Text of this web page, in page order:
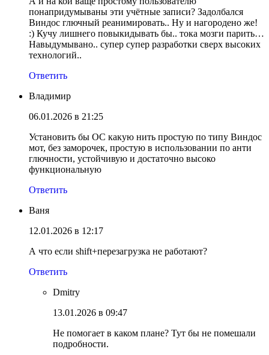
понапридумываны эти учётные записи? Задолбался
Виндос глючный реанимировать.. Ну и нагородено же!
:) Кучу лишнего повыкидывать бы.. тока мозги парить…
Навыдумывано.. супер супер разработки сверх высоких
технологий..
Ответить
Владимир
06.01.2026 в 21:25
Установить бы ОС какую нить простую по типу Виндос
мот, без заморочек, простую в использовании по анти
глючности, устойчивую и достаточно высоко
функциональную
Ответить
Ваня
12.01.2026 в 12:17
А что если shift+перезагрузка не работают?
Ответить
Dmitry
13.01.2026 в 09:47
Не помогает в каком плане? Тут бы не помешали
подробности.